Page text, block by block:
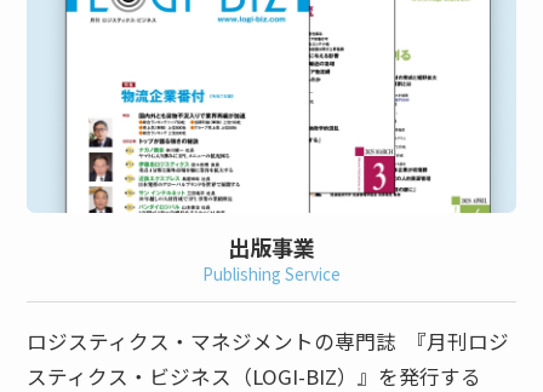
出版事業
Publishing Service
ロジスティクス・マネジメントの専門誌 『月刊ロジ
スティクス・ビジネス（LOGI-BIZ）』を発行する